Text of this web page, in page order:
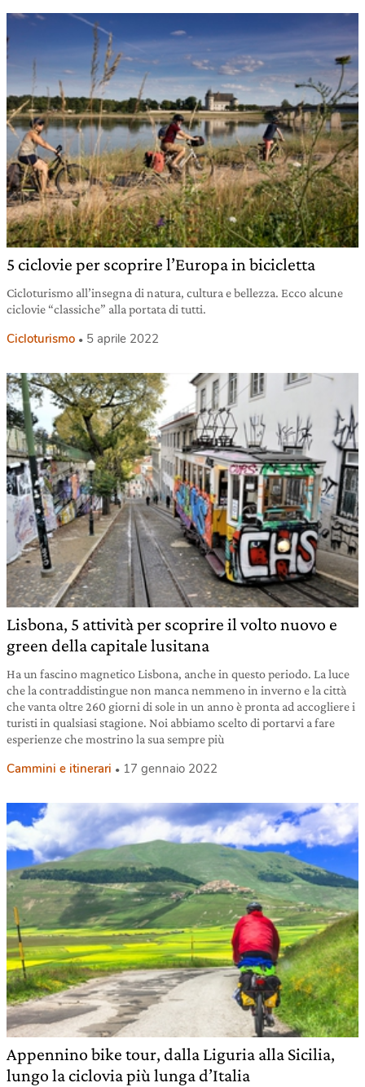
5 ciclovie per scoprire l’Europa in bicicletta
Cicloturismo all’insegna di natura, cultura e bellezza. Ecco alcune
ciclovie “classiche” alla portata di tutti.
Cicloturismo 5 aprile 2022
Lisbona, 5 attività per scoprire il volto nuovo e
green della capitale lusitana
Ha un fascino magnetico Lisbona, anche in questo periodo. La luce
che la contraddistingue non manca nemmeno in inverno e la città
che vanta oltre 260 giorni di sole in un anno è pronta ad accogliere i
turisti in qualsiasi stagione. Noi abbiamo scelto di portarvi a fare
esperienze che mostrino la sua sempre più
Cammini e itinerari 17 gennaio 2022
Appennino bike tour, dalla Liguria alla Sicilia,
lungo la ciclovia più lunga d’Italia